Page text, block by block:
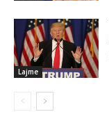
Lajme